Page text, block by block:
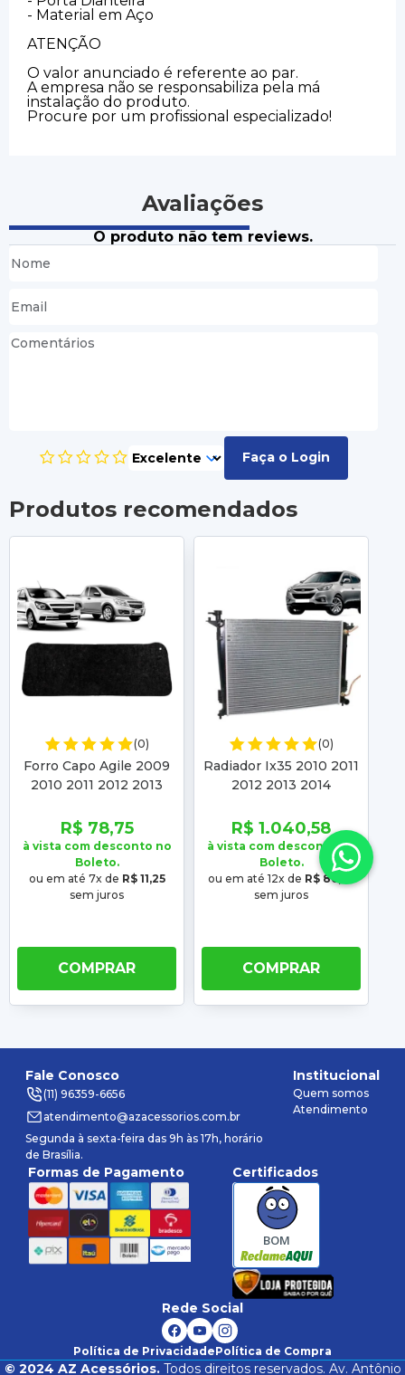
- Material em Aço
ATENÇÃO
O valor anunciado é referente ao par.
A empresa não se responsabiliza pela má
instalação do produto.
Procure por um profissional especializado!
Avaliações
O produto não tem reviews.
Faça o Login
Produtos recomendados
(0)
Forro Capo Agile 2009
2010 2011 2012 2013
2013 2014 2015 2016
2017 2018 2019
R$ 78,75
à vista com desconto no
Boleto.
ou em até 7x de R$ 11,25
sem juros
COMPRAR
(0)
Radiador Ix35 2010 2011
2012 2013 2014
2013 2014 2015 2016
Automático Manual
R$ 1.040,58
à vista com desconto no
Boleto.
ou em até 12x de R$ 86,72
sem juros
COMPRAR
Fale Conosco
(11) 96359-6656
atendimento@azacessorios.com.br
Segunda à sexta-feira das 9h às 17h, horário
de Brasília.
Institucional
Quem somos
Atendimento
Formas de Pagamento Certificados
BOM
Rede Social
Política de PrivacidadePolítica de Compra
© 2024 AZ Acessórios.Todos direitos reservados. Av. Antônio